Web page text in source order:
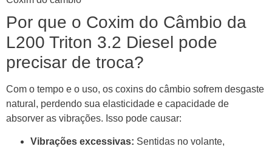
Por que o Coxim do Câmbio da
L200 Triton 3.2 Diesel pode
precisar de troca?
Com o tempo e o uso, os coxins do câmbio sofrem desgaste
natural, perdendo sua elasticidade e capacidade de
absorver as vibrações. Isso pode causar:
Vibrações excessivas: Sentidas no volante,